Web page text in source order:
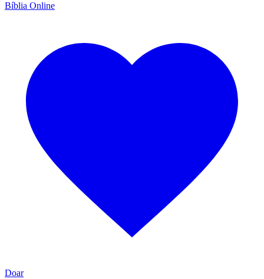
Bíblia Online
Doar